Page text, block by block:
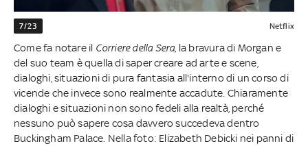
7/23 Netflix
Come fa notare il Corriere della Sera , la bravura di Morgan e
del suo team è quella di saper creare ad arte e scene,
dialoghi, situazioni di pura fantasia all'interno di un corso di
vicende che invece sono realmente accadute. Chiaramente
dialoghi e situazioni non sono fedeli alla realtà, perché
nessuno può sapere cosa davvero succedeva dentro
Buckingham Palace. Nella foto: Elizabeth Debicki nei panni di